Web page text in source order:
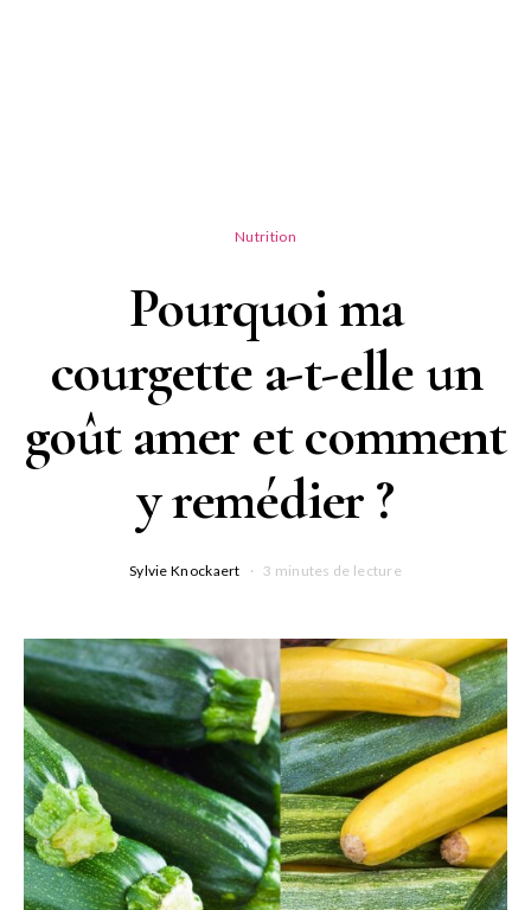
Nutrition
Pourquoi ma
courgette a-t-elle un
goût amer et comment
y remédier ?
Sylvie Knockaert 3 minutes de lecture